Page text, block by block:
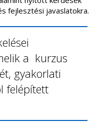
fejlesztési javaslatokra.
a kurzus
gyakorlati
felépített